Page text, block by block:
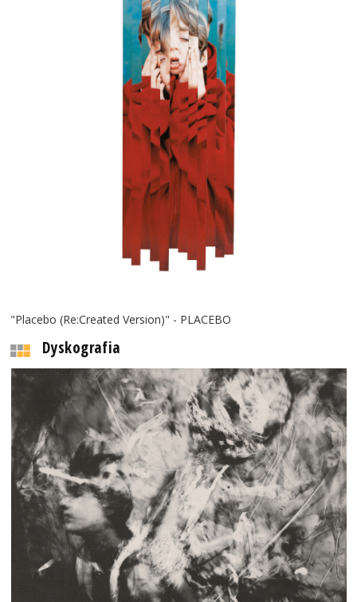
"Placebo (Re:Created Version)" - PLACEBO
Dyskografia